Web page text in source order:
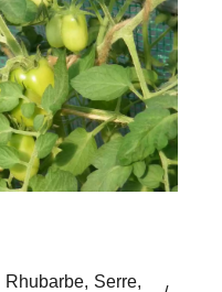
Rhubarbe Serre